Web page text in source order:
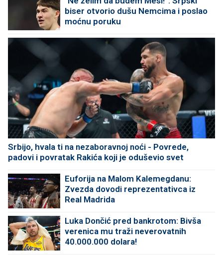
biser otvorio dušu Nemcima i poslao
moćnu poruku
Srbijo, hvala ti na nezaboravnoj noći - Povrede,
padovi i povratak Rakića koji je oduševio svet
Euforija na Malom Kalemegdanu:
Zvezda dovodi reprezentativca iz
Real Madrida
Luka Dončić pred bankrotom: Bivša
verenica mu traži neverovatnih
40.000.000 dolara!